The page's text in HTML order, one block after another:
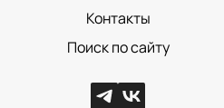
Контакты
Поиск по сайту